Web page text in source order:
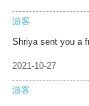
游客
Shriya sent you a
2021-10-27
游客